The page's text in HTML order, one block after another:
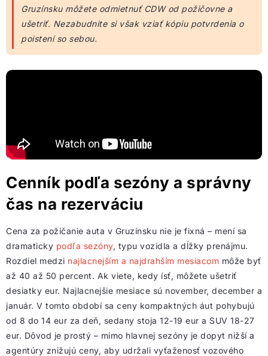
Gruzínsku môžete odmietnuť CDW od požičovne a
ušetriť. Nezabudnite si však vziať kópiu potvrdenia o
poistení so sebou.
Cenník podľa sezóny a správny
čas na rezerváciu
Cena za požičanie auta v Gruzínsku nie je fixná – mení sa
dramaticky podľa sezóny, typu vozidla a dĺžky prenájmu.
Rozdiel medzi najlacnejším a najdrahším mesiacom môže byť
až 40 až 50 percent. Ak viete, kedy ísť, môžete ušetriť
desiatky eur. Najlacnejšie mesiace sú november, december a
január. V tomto období sa ceny kompaktných áut pohybujú
od 8 do 14 eur za deň, sedany stoja 12-19 eur a SUV 18-27
eur. Dôvod je prostý – mimo hlavnej sezóny je dopyt nižší a
agentúry znižujú ceny, aby udržali vyťaženosť vozového